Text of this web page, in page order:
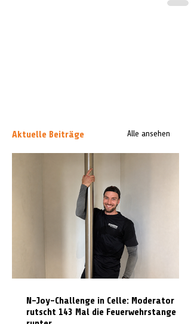
Aktuelle Beiträge Alle ansehen
N-Joy-Challenge in Celle: Moderator
rutscht 143 Mal die Feuerwehrstange